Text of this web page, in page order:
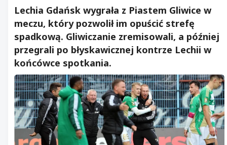
Lechia Gdańsk wygrała z Piastem Gliwice w
meczu, który pozwolił im opuścić strefę
spadkową. Gliwiczanie zremisowali, a później
przegrali po błyskawicznej kontrze Lechii w
końcówce spotkania.